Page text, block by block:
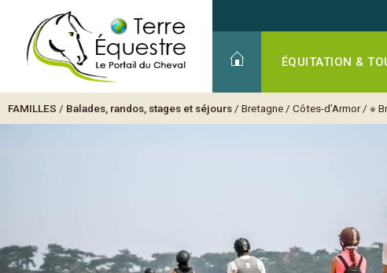
ÉQUITATION &
FAMILLES / Balades, randos, stages et séjours / Bretagne / Côtes-d’Armor/ ※